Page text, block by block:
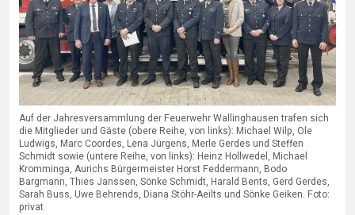
Auf der Jahresversammlung der Feuerwehr Wallinghausen trafen sich
die Mitglieder und Gäste (obere Reihe, von links): Michael Wilp, Ole
Ludwigs, Marc Coordes, Lena Jürgens, Merle Gerdes und Steffen
Schmidt sowie (untere Reihe, von links): Heinz Hollwedel, Michael
Kromminga, Aurichs Bürgermeister Horst Feddermann, Bodo
Bargmann, Thies Janssen, Sönke Schmidt, Harald Bents, Gerd Gerdes,
Sarah Buss, Uwe Behrends, Diana Stöhr-Aeilts und Sönke Geiken. Foto:
privat